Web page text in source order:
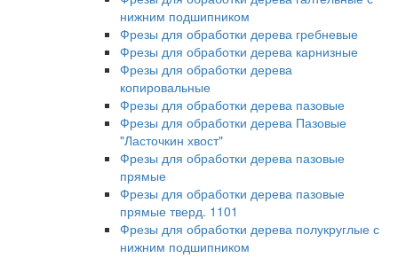
нижним подшипником
Фрезы для обработки дерева гребневые
Фрезы для обработки дерева карнизные
Фрезы для обработки дерева
копировальные
Фрезы для обработки дерева пазовые
Фрезы для обработки дерева Пазовые
"Ласточкин хвост"
Фрезы для обработки дерева пазовые
прямые
Фрезы для обработки дерева пазовые
прямые тверд. 1101
Фрезы для обработки дерева полукруглые с
нижним подшипником